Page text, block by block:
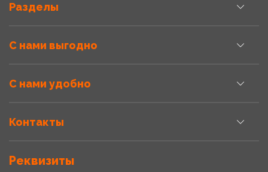
Разделы
С нами выгодно
С нами удобно
Контакты
Реквизиты